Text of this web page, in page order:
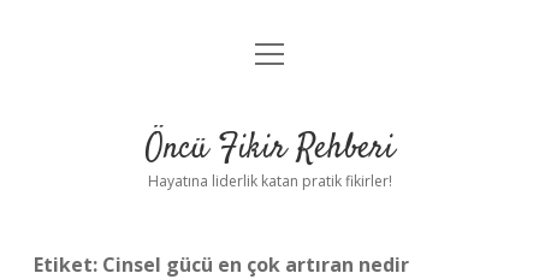
Anasayfa
Yasal Uyarı
menüyü
Öncü Fikir Rehberi
Hayatına liderlik katan pratik fikirler!
Etiket: Cinsel gücü en çok artıran nedir